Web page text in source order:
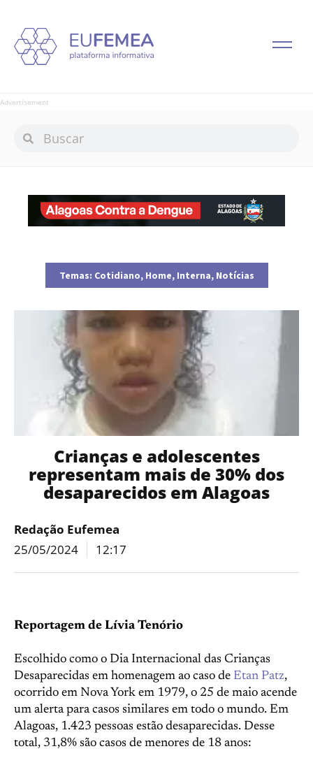
Advertisement
Temas: Cotidiano, Home, Interna, Notícias
Crianças e adolescentes
representam mais de 30% dos
desaparecidos em Alagoas
Redação Eufemea
25/05/2024
12:17
Reportagem de Lívia Tenório
Escolhido como o Dia Internacional das Crianças
Desaparecidas em homenagem ao caso de Etan Patz,
ocorrido em Nova York em 1979, o 25 de maio acende
um alerta para casos similares em todo o mundo. Em
Alagoas, 1.423 pessoas estão desaparecidas. Desse
total, 31,8% são casos de menores de 18 anos: